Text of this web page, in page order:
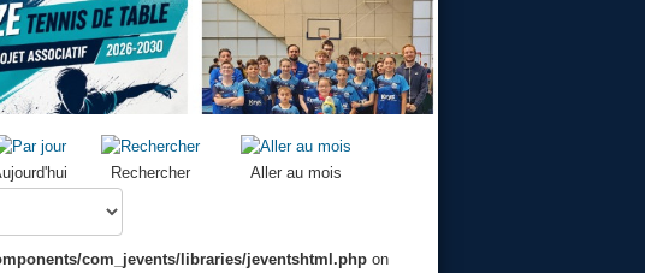
Rechercher Aller au mois
com_jevents/libraries/jeventshtml.phpon